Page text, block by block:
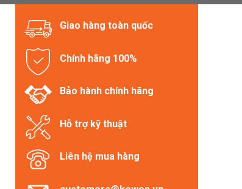
Giao hàng toàn quốc
Chính hãng 100%
Bảo hành chính hãng
Hỗ trợ kỹ thuật
Liên hệ mua hàng